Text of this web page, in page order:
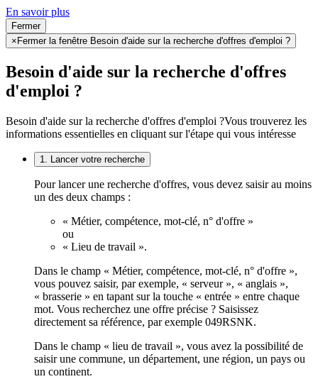
En savoir plus
Fermer
× Fermer la fenêtre Besoin d'aide sur la recherche d'offres d'emploi ?
Besoin d'aide sur la recherche d'offres
d'emploi ?
Besoin d'aide sur la recherche d'offres d'emploi ?Vous trouverez les
informations essentielles en cliquant sur l'étape qui vous intéresse
1. Lancer votre recherche
Pour lancer une recherche d'offres, vous devez saisir au moins
un des deux champs :
« Métier, compétence, mot-clé, n° d'offre »
ou
« Lieu de travail ».
Dans le champ « Métier, compétence, mot-clé, n° d'offre »,
vous pouvez saisir, par exemple, « serveur », « anglais »,
« brasserie » en tapant sur la touche « entrée » entre chaque
mot. Vous recherchez une offre précise ? Saisissez
directement sa référence, par exemple 049RSNK.
Dans le champ « lieu de travail », vous avez la possibilité de
saisir une commune, un département, une région, un pays ou
un continent.